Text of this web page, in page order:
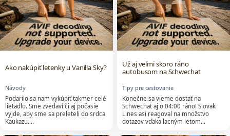
Ako nakúpiť letenky u Vanilla Sky?
Návody
Podarilo sa nam vykúpiť takmer celé
lietadlo. Sme zvedaví či aj počasie
vyjde, aby sme sa preleteli do srdca
Kaukazu.…
Už aj veľmi skoro ráno
autobusom na Schwechat
Tipy pre cestovanie
Konečne sa vieme dostať na
Schwechat aj o 04:00 ráno! Slovak
Lines asi reagoval na množstvo
dotazov vďaka lacným letom…